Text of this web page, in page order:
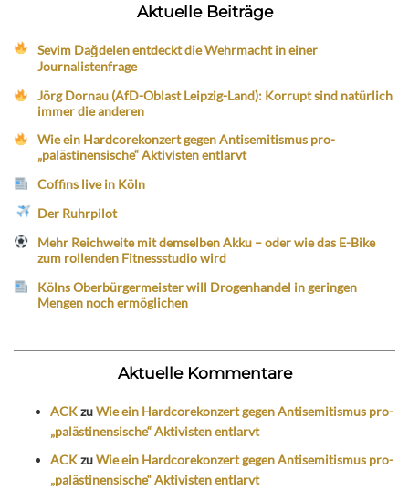
Aktuelle Beiträge
Sevim Dağdelen entdeckt die Wehrmacht in einer
Journalistenfrage
Jörg Dornau (AfD-Oblast Leipzig-Land): Korrupt sind natürlich
immer die anderen
Wie ein Hardcorekonzert gegen Antisemitismus pro-
„palästinensische“ Aktivisten entlarvt
Coffins live in Köln
Der Ruhrpilot
Mehr Reichweite mit demselben Akku – oder wie das E-Bike
zum rollenden Fitnessstudio wird
Kölns Oberbürgermeister will Drogenhandel in geringen
Mengen noch ermöglichen
Aktuelle Kommentare
ACKzuWie ein Hardcorekonzert gegen Antisemitismus pro-
„palästinensische“ Aktivisten entlarvt
ACKzuWie ein Hardcorekonzert gegen Antisemitismus pro-
„palästinensische“ Aktivisten entlarvt